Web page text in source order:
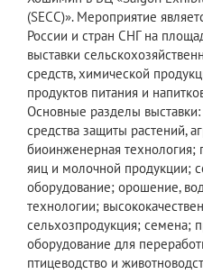
(SECC)». Мероприятие
России и стран СНГ на
выставки
средств, химической
продуктов питания и
Основные разделы
средства защиты растений,
биоинженерная технология;
яиц и молочной продукции;
оборудование; орошение,
технологии;
сельхозпродукция; семена;
оборудование для
птицеводство и